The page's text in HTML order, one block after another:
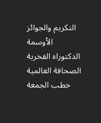
التكريم والجوائز
الأوسمة
الدكتوراه الفخرية
الصحافة العالمية
خطب الجمعة